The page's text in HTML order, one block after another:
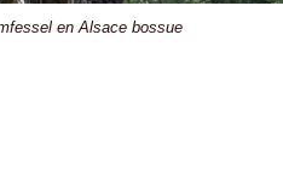
en Alsace bossue